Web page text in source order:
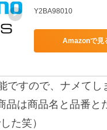
Y2BA98010
Amazonで見
ですので、ナメてし
品は商品名と品番と
た笑）